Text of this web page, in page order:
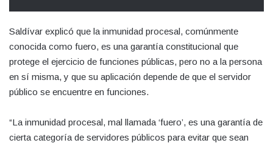
Saldívar explicó que la inmunidad procesal, comúnmente
conocida como fuero, es una garantía constitucional que
protege el ejercicio de funciones públicas, pero no a la persona
en sí misma, y que su aplicación depende de que el servidor
público se encuentre en funciones.
“La inmunidad procesal, mal llamada ‘fuero’, es una garantía de
cierta categoría de servidores públicos para evitar que sean